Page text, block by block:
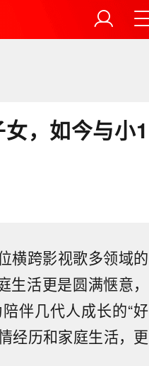
，如今与小1
横跨影视歌多领域的
活更是圆满惬意，
伴几代人成长的“好
经历和家庭生活，更